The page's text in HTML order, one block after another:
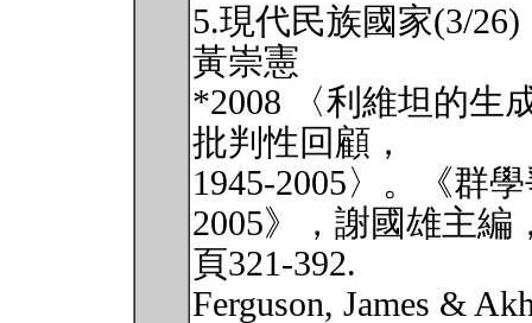
5.現代民族國家(3/26)
黃崇憲
*2008 〈利維坦的生
批判性回顧，
1945-2005〉。《群
2005》，謝國雄主編
頁321-392.
Ferguson, James &